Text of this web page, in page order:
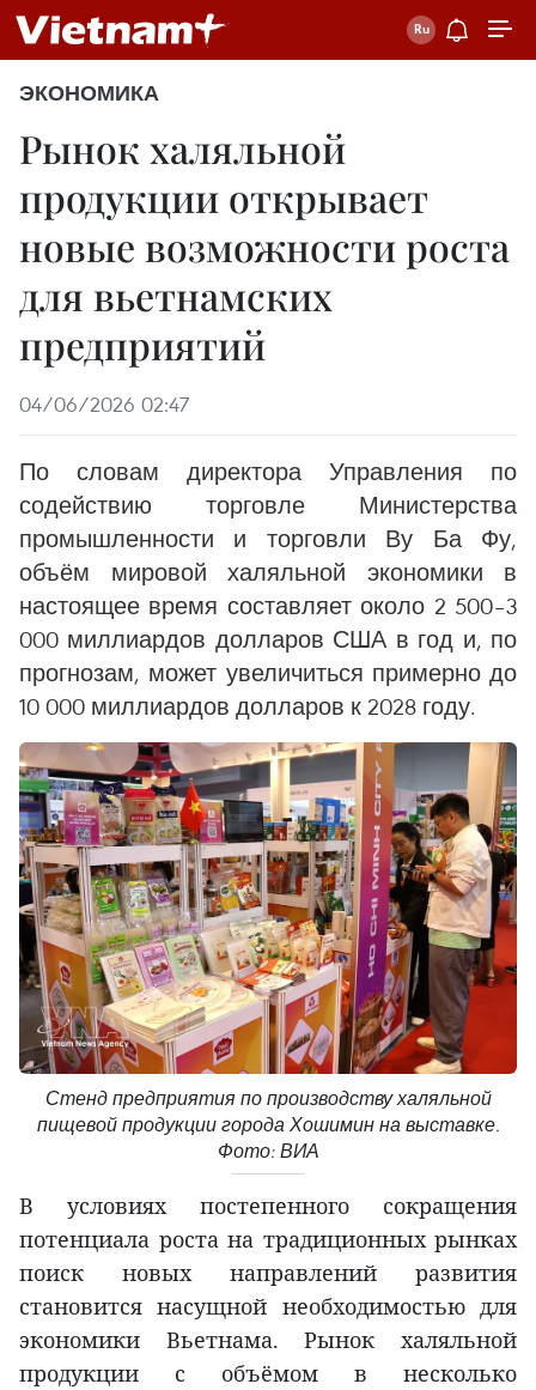
ЭКОНОМИКА
Рынок халяльной
продукции открывает
новые возможности роста
для вьетнамских
предприятий
04/06/2026 02:47
По словам директора Управления по
содействию торговле Министерства
промышленности и торговли Ву Ба Фу,
объём мировой халяльной экономики в
настоящее время составляет около 2 500–3
000 миллиардов долларов США в год и, по
прогнозам, может увеличиться примерно до
10 000 миллиардов долларов к 2028 году.
Стенд предприятия по производству халяльной
пищевой продукции города Хошимин на выставке.
Фото: ВИА
В условиях постепенного сокращения
потенциала роста на традиционных рынках
поиск новых направлений развития
становится насущной необходимостью для
экономики Вьетнама. Рынок халяльной
продукции с объёмом в несколько